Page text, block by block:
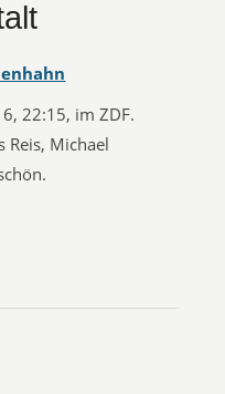
22:15, im ZDF.
Reis, Michael